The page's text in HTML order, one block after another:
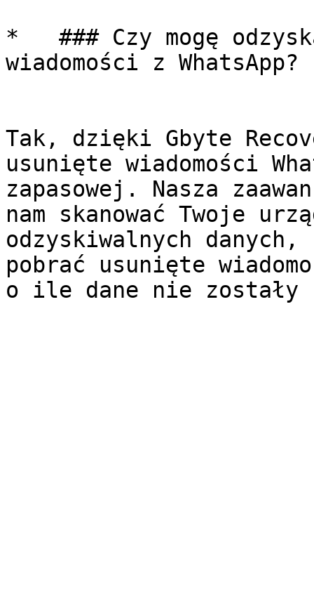
*   ### Czy mogę
wiadomości z WhatsApp?
Tak, dzięki Gbyte
usunięte wiadomości
zapasowej. Nasza
nam skanować Twoje
odzyskiwalnych danych,
pobrać usunięte